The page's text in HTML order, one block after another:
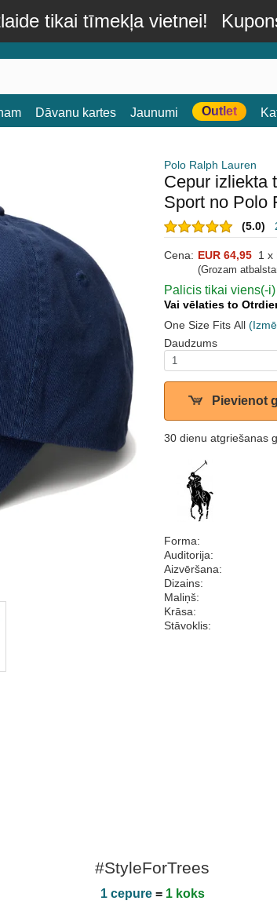
tikai tīmekļa vietnei!
Dāvanu kartes Jaunumi Outlet
Polo Ralph Lauren
Cepur izliekta
Sport no Polo
(5.0)
Cena: EUR 64,95 1 x
(Grozam
Palicis tikai viens(-
Vai vēlaties to
One Size Fits All
Daudzums
Pievienot
30 dienu atgriešanas
Forma:
Auditorija:
Aizvēršana:
Dizains:
Maliņš:
Krāsa:
Stāvoklis:
#StyleForTrees
1 cepure= 1 koks